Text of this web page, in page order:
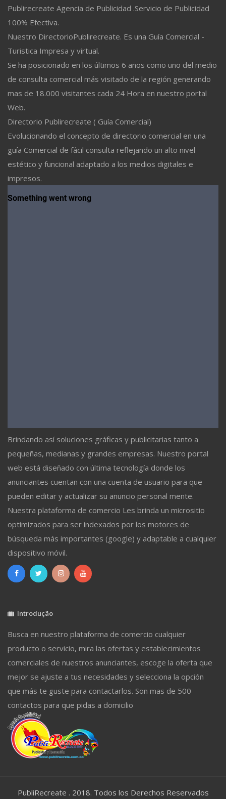
Publirecreate Agencia de Publicidad .Servicio de Publicidad
100% Efectiva.
Nuestro DirectorioPublirecreate. Es una Guía Comercial -
Turistica Impresa y virtual.
Se ha posicionado en los últimos 6 años como uno del medio
de consulta comercial más visitado de la región generando
mas de 18.000 visitantes cada 24 Hora en nuestro portal
Web.
Directorio Publirecreate ( Guía Comercial)
Evolucionando el concepto de directorio comercial en una
guía Comercial de fácil consulta reflejando un alto nivel
estético y funcional adaptado a los medios digitales e
impresos.
Brindando así soluciones gráficas y publicitarias tanto a
pequeñas, medianas y grandes empresas. Nuestro portal
web está diseñado con última tecnología donde los
anunciantes cuentan con una cuenta de usuario para que
pueden editar y actualizar su anuncio personal mente.
Nuestra plataforma de comercio Les brinda un micrositio
optimizados para ser indexados por los motores de
búsqueda más importantes (google) y adaptable a cualquier
dispositivo móvil.
Introdução
Busca en nuestro plataforma de comercio cualquier
producto o servicio, mira las ofertas y establecimientos
comerciales de nuestros anunciantes, escoge la oferta que
mejor se ajuste a tus necesidades y selecciona la opción
que más te guste para contactarlos. Son mas de 500
contactos para que pidas a domicilio
PubliRecreate . 2018. Todos los Derechos Reservados